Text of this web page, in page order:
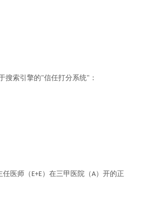
搜索引擎的"信任打分系统" ：
任医师（ E+E）在三甲医院（A）开的正